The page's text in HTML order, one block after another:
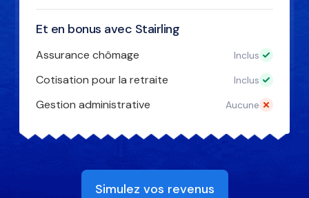
Et en bonus avec Stairling
Assurance chômage Inclus
Cotisation pour la retraite Inclus
Gestion administrative Aucune
Simulez vos revenus